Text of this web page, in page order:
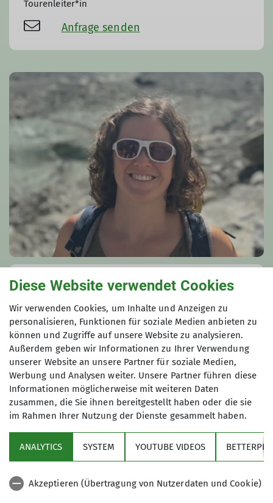
Tourenleiter*in
Anfrage senden
Joana Melle
Anfrage senden
Aktuelles
DAV
Diese Website verwendet Cookies
Wir verwenden Cookies, um Inhalte und Anzeigen zu
personalisieren, Funktionen für soziale Medien anbieten zu
können und Zugriffe auf unsere Website zu analysieren.
Außerdem geben wir Informationen zu Ihrer Verwendung
unserer Website an unsere Partner für soziale Medien,
Werbung und Analysen weiter. Unsere Partner führen diese
Informationen möglicherweise mit weiteren Daten
zusammen, die Sie ihnen bereitgestellt haben oder die sie
im Rahmen Ihrer Nutzung der Dienste gesammelt haben.
ANALYTICS SYSTEM YOUTUBE VIDEOS
Akzeptieren (Übertragung von Nutzerdaten und Cookie)